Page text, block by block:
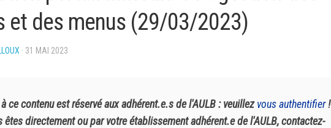
et des menus (29/03/2023)
· 31 MAI 2023
ce contenu est réservé aux adhérent.e.s de l'AULB : veuillezvous authentifier!
êtes directement ou par votre établissement adhérent.e de l'AULB, contactez-